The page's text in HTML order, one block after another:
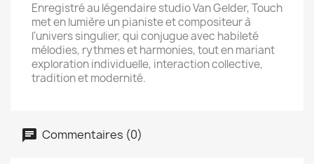
Enregistré au légendaire studio Van Gelder, Touch
met en lumière un pianiste et compositeur à
l'univers singulier, qui conjugue avec habileté
mélodies, rythmes et harmonies, tout en mariant
exploration individuelle, interaction collective,
tradition et modernité.
Commentaires (0)